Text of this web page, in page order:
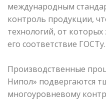
международным
контроль продукции,
технологий, от которых
его соответствие ГОСТу.
Производственные
Нипол» подвергаются
многоуровневому